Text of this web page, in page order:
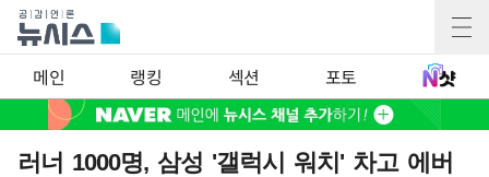
메인 랭킹 섹션 포토
러너 1000명, 삼성 '갤럭시 워치' 차고 에버